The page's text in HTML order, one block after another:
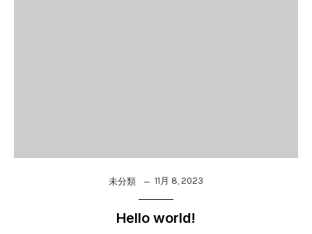
未分類 11月 8, 2023
Hello world!